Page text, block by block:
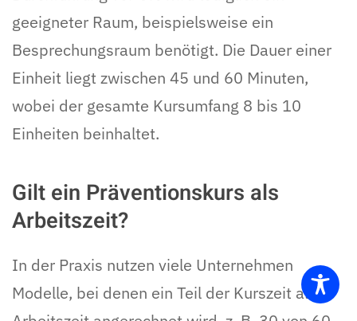
geeigneter Raum, beispielsweise ein
Besprechungsraum benötigt. Die Dauer einer
Einheit liegt zwischen 45 und 60 Minuten,
wobei der gesamte Kursumfang 8 bis 10
Einheiten beinhaltet.
Gilt ein Präventionskurs als
Arbeitszeit?
In der Praxis nutzen viele Unternehmen
Modelle, bei denen ein Teil der Kurszeit als